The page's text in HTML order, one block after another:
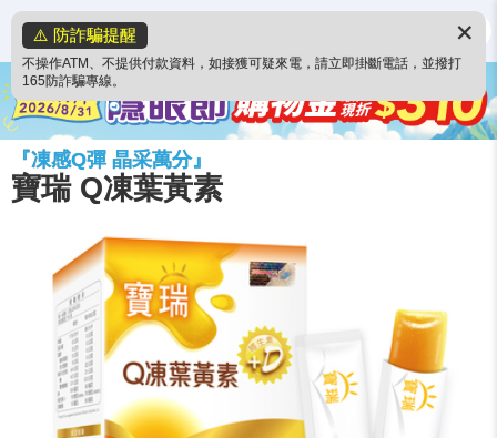
⚠️ 防詐騙提醒
不操作ATM、不提供付款資料，如接獲可疑來電，請立即掛斷電話，並撥打
165防詐騙專線。
✕
『凍感Q彈 晶采萬分』
寶瑞 Q凍葉黃素